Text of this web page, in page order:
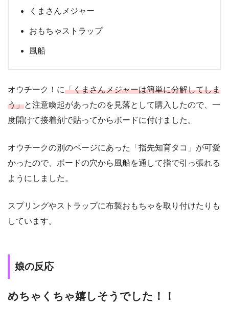
くまさんメジャー
おもちゃストラップ
風船
オウチーク！に「くまさんメジャーは簡単に分解してしま
う」と注意喚起があったのを見落として購入したので、一
度開けて接着剤で貼ってからボードに付けました。
オウチークの別のページにあった「指先知育タコ」が可愛
かったので、ボードの穴から風船を通して指で引っ張れる
ようにしました。
スプリングやストラップに布製おもちゃを取り付けたりも
しています。
娘の反応
めちゃくちゃ嬉しそうでした！！